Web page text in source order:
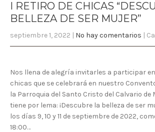
I RETIRO DE CHICAS
BELLEZA DE SER MUJER”
septiembre 1, 2022 | No hay comentarios |
Nos llena de alegría invitarles a participar
chicas que se celebrará en nuestro
la Parroquia del Santo Cristo del Calvario de
tiene por lema: ¡Descubre la belleza de ser
los días 9, 10 y 11 de septiembre de 2022,
18:00…